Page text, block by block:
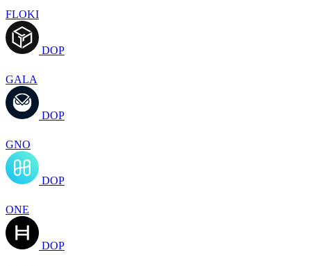
FLOKI
DOP
GALA
DOP
GNO
DOP
ONE
DOP